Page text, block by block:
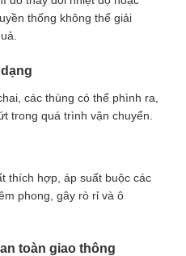
thống không thể giải
các thùng có thể phình ra,
trong quá trình vận chuyển.
thích hợp, áp suất buộc các
phong, gây rò rỉ và ô
toàn giao thông